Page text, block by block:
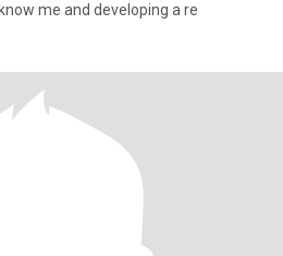
me and developing a re